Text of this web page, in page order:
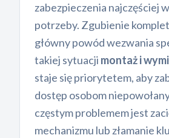
zabezpieczenia najczęściej
potrzeby. Zgubienie
główny powód wezwania
takiej sytuacji montaż i
staje się priorytetem, aby
dostęp osobom
częstym problemem jest
mechanizmu lub złamanie